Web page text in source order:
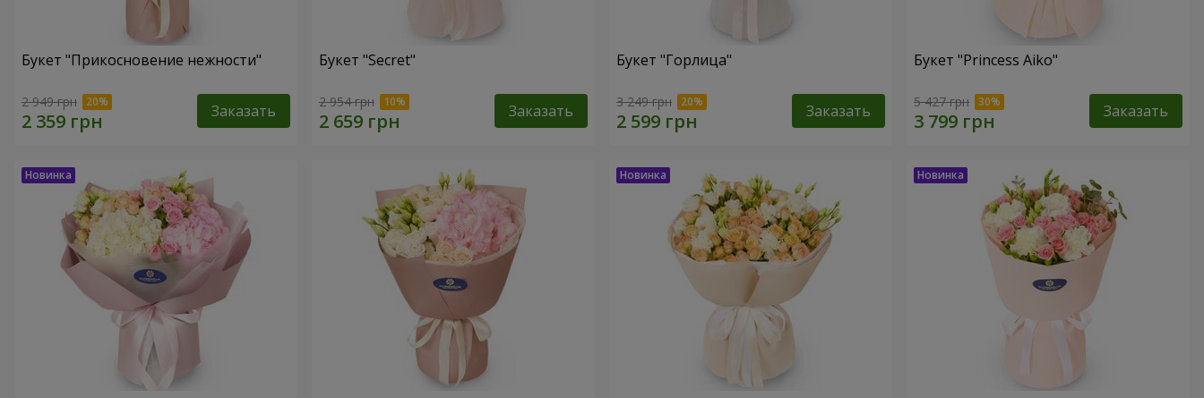
Букет "Прикосновение нежности"
2 949 грн Заказать
Букет "Secret"
2 954 грн Заказать
Букет "Горлица"
3 249 грн Заказать
Букет "Princess Aiko"
5 427 грн Заказать